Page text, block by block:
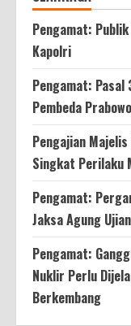
Pengamat:
Kapolri
Pengamat: Pasal
Pembeda
Pengajian
Singkat Perilaku
Pengamat:
Jaksa Agung
Pengamat:
Nuklir Perlu
Berkembang